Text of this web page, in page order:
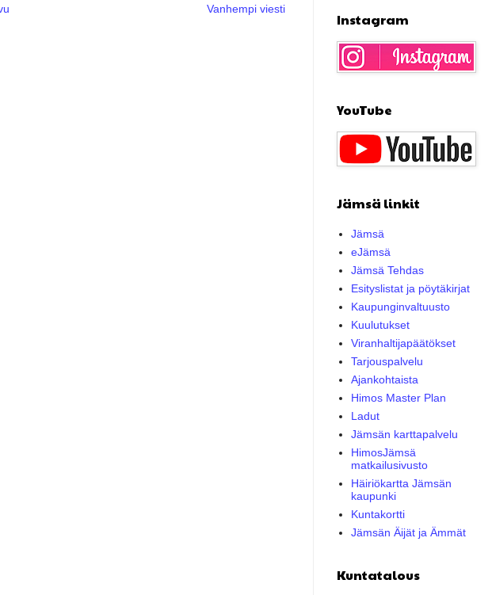
Vanhempi viesti
Instagram
YouTube
Jämsä linkit
Jämsä
eJämsä
Jämsä Tehdas
Esityslistat ja pöytäkirjat
Kaupunginvaltuusto
Kuulutukset
Viranhaltijapäätökset
Tarjouspalvelu
Ajankohtaista
Himos Master Plan
Ladut
Jämsän karttapalvelu
HimosJämsä
matkailusivusto
Häiriökartta Jämsän
kaupunki
Kuntakortti
Jämsän Äijät ja Ämmät
Kuntatalous